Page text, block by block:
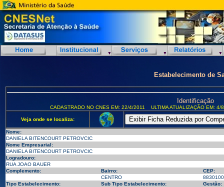
Estabelecimento de
Identificação
CADASTRADO NO CNES EM: 22/4/2011 ULTIMA ATUALIZAÇÃO EM:
Veja onde se localiza:
Nome:
DANIELA BITENCOURT PETROVCIC
Nome Empresarial:
DANIELA BITENCOURT PETROVCIC
Logradouro:
RUA JOAO BAUER
Complemento:
Bairro:
CEP:
CENTRO
Tipo Estabelecimento:
Sub Tipo Estabelecimento:
Gestão: